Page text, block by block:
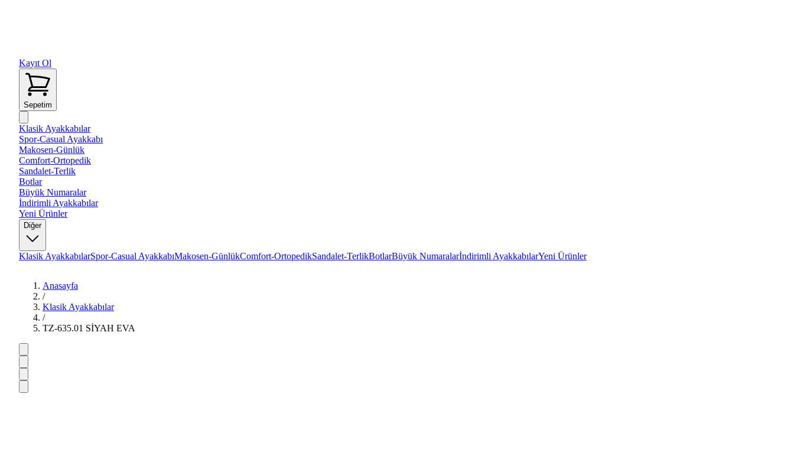
Kayıt Ol
Sepetim
Klasik Ayakkabılar
Spor-Casual Ayakkabı
Makosen-Günlük
Comfort-Ortopedik
Sandalet-Terlik
Botlar
Büyük Numaralar
İndirimli Ayakkabılar
Yeni Ürünler
Diğer
Klasik AyakkabılarSpor-Casual AyakkabıMakosen-GünlükComfort-OrtopedikSandalet-TerlikBotlarBüyük Numaralarİndirimli AyakkabılarYeni Ürünler
Anasayfa
/
Klasik Ayakkabılar
/
TZ-635.01 SİYAH EVA